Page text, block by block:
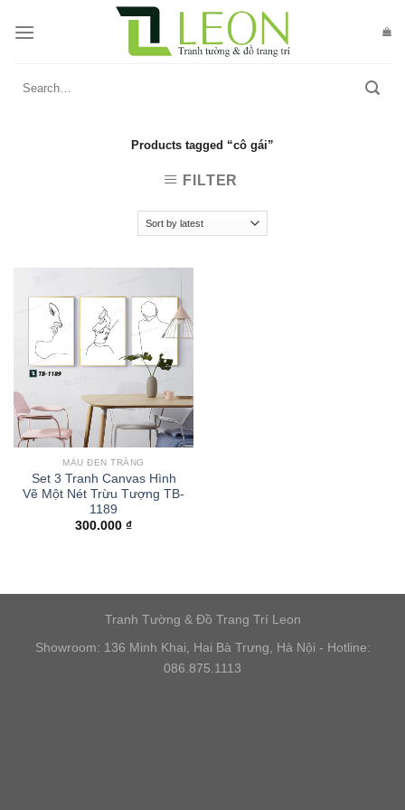
Search
Products tagged “cô gái”
FILTER
MÀU ĐEN TRẮNG
Set 3 Tranh Canvas Hình
Vẽ Một Nét Trừu Tượng TB-
1189
300.000 ₫
Tranh Tường & Đồ Trang Trí Leon
Showroom: 136 Minh Khai, Hai Bà Trưng, Hà Nội - Hotline:
086.875.1113